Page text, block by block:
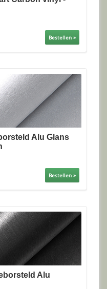
Bestellen »
Alu Glans
Bestellen »
Alu